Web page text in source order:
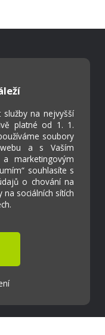
na nejvyšší
platné od 1. 1.
soubory
a s Vaším
marketingovým
souhlasíte s
o chování na
sociálních sítích
Ostrožská